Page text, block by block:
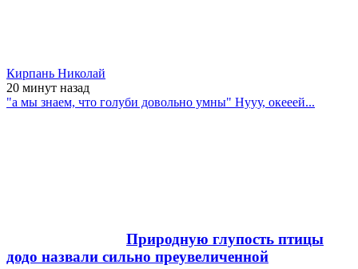
Кирпань Николай
20 минут назад
"а мы знаем, что голуби довольно умны" Нууу, окееей...
Природную глупость птицы
додо назвали сильно преувеличенной